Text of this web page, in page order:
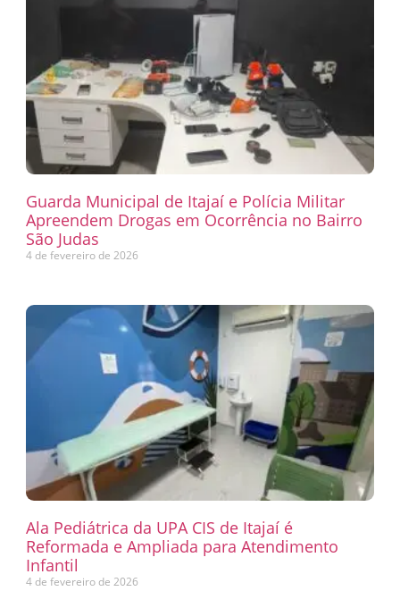
Guarda Municipal de Itajaí e Polícia Militar
Apreendem Drogas em Ocorrência no Bairro
São Judas
4 de fevereiro de 2026
Ala Pediátrica da UPA CIS de Itajaí é
Reformada e Ampliada para Atendimento
Infantil
4 de fevereiro de 2026